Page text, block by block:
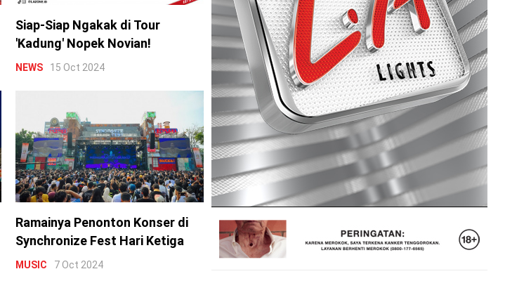
Siap-Siap Ngakak di Tour
'Kadung' Nopek Novian!
NEWS 15 Oct 2024
Ramainya Penonton Konser di
Synchronize Fest Hari Ketiga
MUSIC 7 Oct 2024